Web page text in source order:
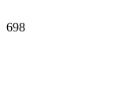
698